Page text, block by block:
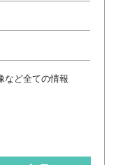
など全ての情報